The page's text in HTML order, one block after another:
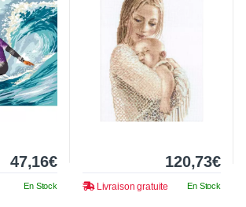
47,16€
En Stock
120,73€
Livraison gratuite En Stock